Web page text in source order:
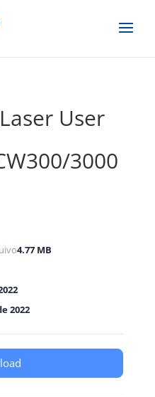
User
3000
4.77 MB
2022